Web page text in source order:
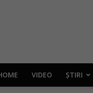
VIDEO ȘTIRI